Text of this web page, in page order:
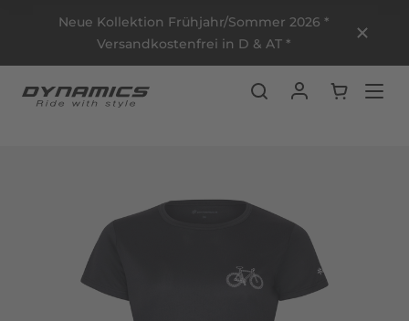
Neue Kollektion Frühjahr/Sommer 2026 *
Versandkostenfrei in D & AT *